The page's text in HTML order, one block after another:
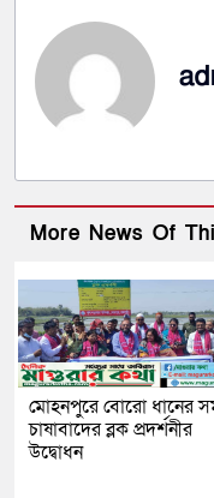
More News Of
মোহনপুরে বোরো ধানের
চাষাবাদের ব্লক প্রদর্শনীর
উদ্বোধন